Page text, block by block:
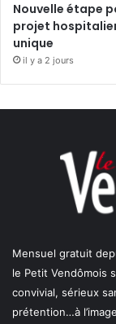
Nouvelle étape
projet
unique
il y a 2 jours
Mensuel gratuit
le Petit Vendômois
convivial, sérieux
prétention…à